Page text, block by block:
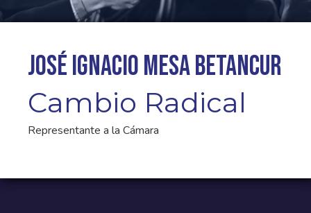
José Ignacio Mesa Betancur
Cambio Radical
Representante a la Cámara